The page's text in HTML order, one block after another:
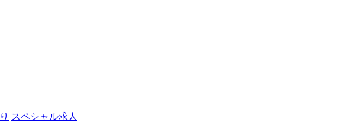
スペシャル求人